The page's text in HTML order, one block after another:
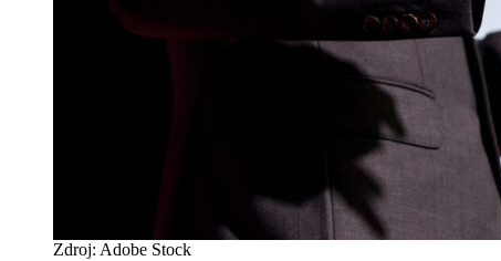
Zdroj: Adobe Stock